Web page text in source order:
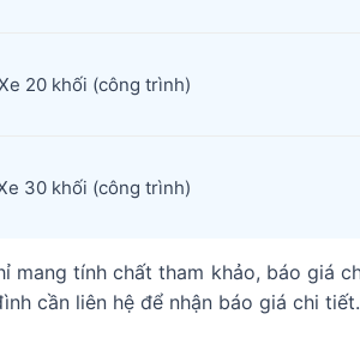
20 khối (công trình)
30 khối (công trình)
mang tính chất tham khảo, báo giá
cần liên hệ để nhận báo giá chi tiết.